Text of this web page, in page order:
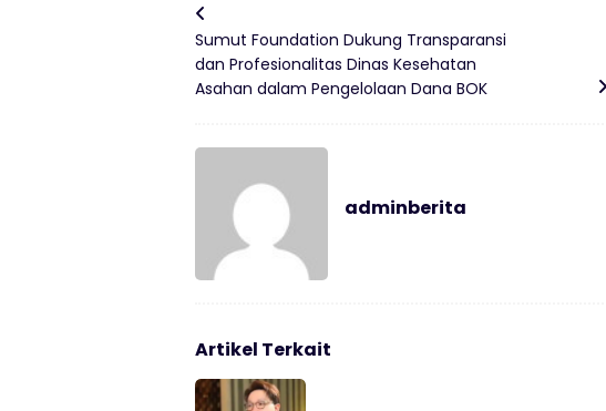
Sumut Foundation Dukung Transparansi
dan Profesionalitas Dinas Kesehatan
Asahan dalam Pengelolaan Dana BOK
adminberita
Artikel Terkait